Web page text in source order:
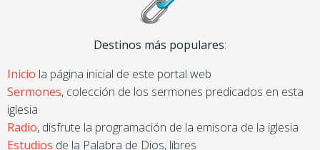
Destinos más populares:
Inicio la página inicial de este portal web
Sermones, colección de los sermones predicados en esta
iglesia
Radio, disfrute la programación de la emisora de la iglesia
Estudios de la Palabra de Dios, libres